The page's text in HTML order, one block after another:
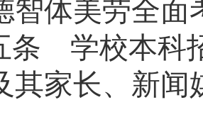
智体美劳全面
条 学校本科
其家长、新闻